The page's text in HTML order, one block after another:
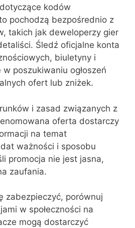
kodów
pochodzą bezpośrednio z
takich jak deweloperzy gier
Śledź oficjalne konta
biuletyny i
poszukiwaniu ogłoszeń
ofert lub zniżek.
i zasad związanych z
oferta dostarczy
na temat
ważności i sposobu
promocja nie jest jasna,
zaufania.
zabezpieczyć, porównuj
w społeczności na
mogą dostarczyć